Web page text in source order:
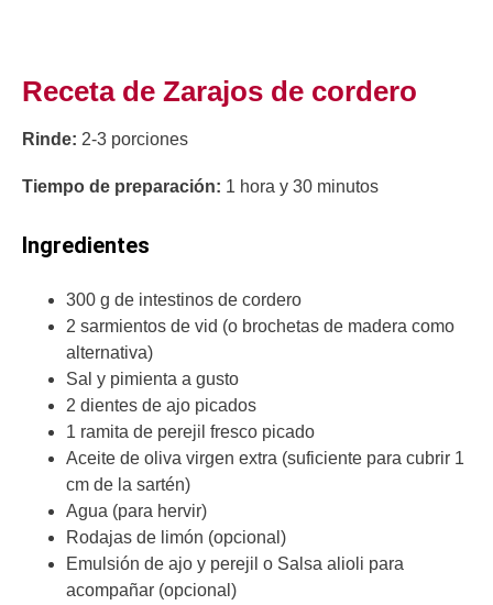
Receta de Zarajos de cordero
Rinde: 2-3 porciones
Tiempo de preparación: 1 hora y 30 minutos
Ingredientes
300 g de intestinos de cordero
2 sarmientos de vid (o brochetas de madera como
alternativa)
Sal y pimienta a gusto
2 dientes de ajo picados
1 ramita de perejil fresco picado
Aceite de oliva virgen extra (suficiente para cubrir 1
cm de la sartén)
Agua (para hervir)
Rodajas de limón (opcional)
Emulsión de ajo y perejil o Salsa alioli para
acompañar (opcional)